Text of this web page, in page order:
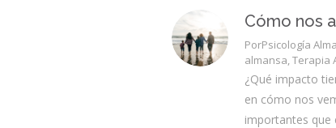
Cómo nos
PorPsicología
almansa,Terapia
¿Qué impacto
en cómo nos
importantes que